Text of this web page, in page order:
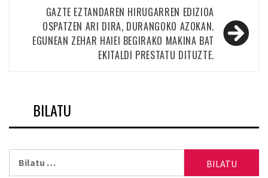
GAZTE EZTANDAREN HIRUGARREN EDIZIOA
OSPATZEN ARI DIRA, DURANGOKO AZOKAN.
EGUNEAN ZEHAR HAIEI BEGIRAKO MAKINA BAT
EKITALDI PRESTATU DITUZTE.
BILATU